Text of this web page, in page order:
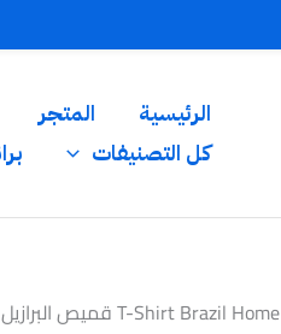
الرئيسية المتجر
كل التصنيفات
T-Shirt Brazil Home قميص البرازيل 25 – 26 الأساسي